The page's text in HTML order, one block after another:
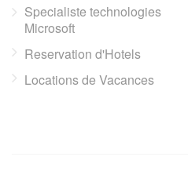
Specialiste technologies
Microsoft
Reservation d'Hotels
Locations de Vacances